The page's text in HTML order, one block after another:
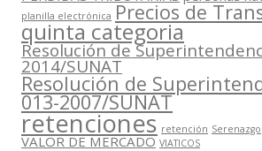
planilla electrónica Precios de
quinta categoria
Resolución de
2014/SUNAT
Resolución de
013-2007/SUNAT
retenciones retención Serenazgo
VALOR DE MERCADO VIATICOS